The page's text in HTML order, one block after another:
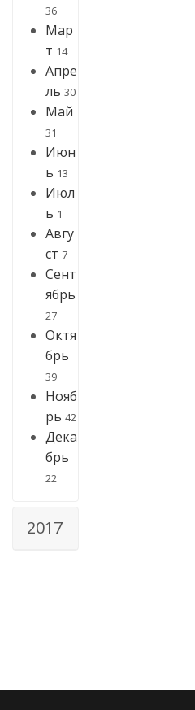
36
Мар
т 14
Апре
ль 30
Май
31
Июн
ь 13
Июл
ь 1
Авгу
ст 7
Сент
ябрь
27
Октя
брь
39
Нояб
рь 42
Дека
брь
22
2017